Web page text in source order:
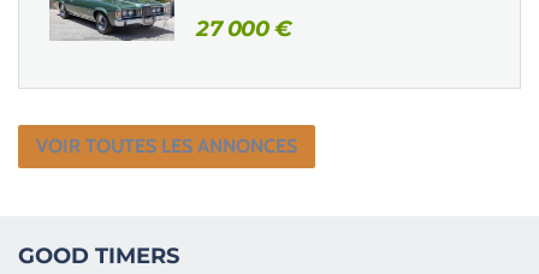
27 000€
VOIR TOUTES LES ANNONCES
GOOD TIMERS